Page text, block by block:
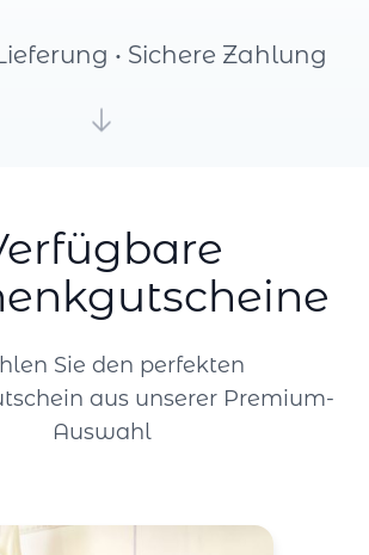
• Sichere Zahlung
Sie den perfekten
aus unserer Premium-
Auswahl